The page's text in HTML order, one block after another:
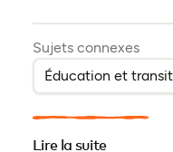
Sujets connexes
Éducation et
Lire la suite